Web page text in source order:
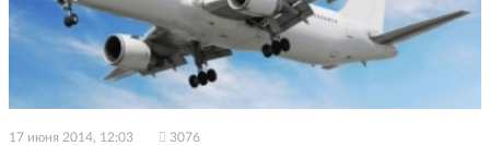
17 июня 2014, 12:03 3076